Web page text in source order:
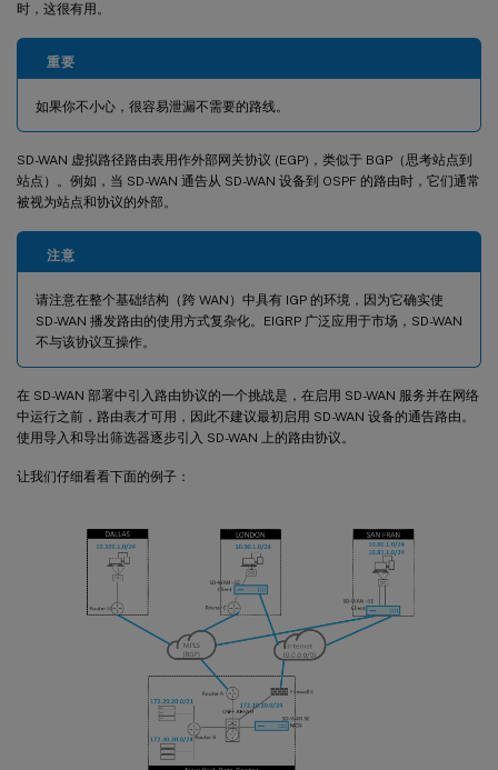
时，这很有用。
重要
如果你不小心，很容易泄漏不需要的路线。
SD-WAN 虚拟路径路由表用作外部网关协议 (EGP)，类似于 BGP（思考站点到
站点）。例如，当 SD-WAN 通告从 SD-WAN 设备到 OSPF 的路由时，它们通常
被视为站点和协议的外部。
注意
请注意在整个基础结构（跨 WAN）中具有 IGP 的环境，因为它确实使
SD-WAN 播发路由的使用方式复杂化。EIGRP 广泛应用于市场，SD-WAN
不与该协议互操作。
在 SD-WAN 部署中引入路由协议的一个挑战是，在启用 SD-WAN 服务并在网络
中运行之前，路由表才可用，因此不建议最初启用 SD-WAN 设备的通告路由。
使用导入和导出筛选器逐步引入 SD-WAN 上的路由协议。
让我们仔细看看下面的例子：